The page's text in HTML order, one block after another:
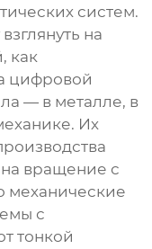
систем.
на
как
цифровой
— в металле, в
Их
вращение с
механические
с
тонкой